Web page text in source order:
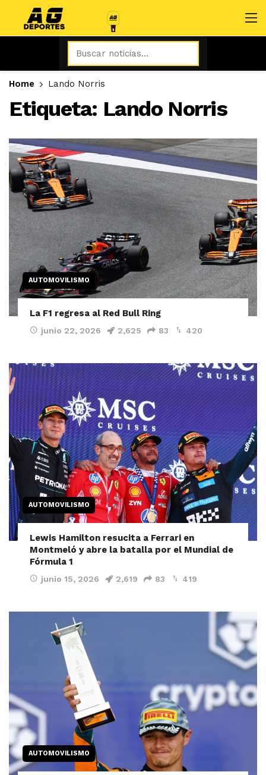
Home Lando Norris
Etiqueta: Lando Norris
AUTOMOVILISMO
La F1 regresa al Red Bull Ring
junio 22, 2026 2,625 83 420
AUTOMOVILISMO
Lewis Hamilton resucita a Ferrari en
Montmeló y abre la batalla por el Mundial de
Fórmula 1
junio 15, 2026 2,619 83 419
AUTOMOVILISMO